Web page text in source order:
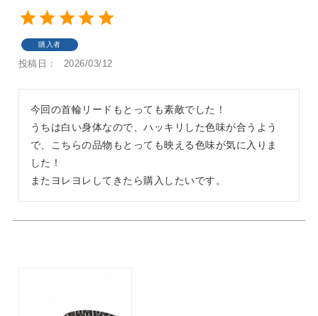
購入者
投稿日 2026/03/12
今回の首輪リードもとっても素敵でした！
うちは白い身体なので、ハッキリした色味が合うよう
で、こちらの品物もとっても映える色味が気に入りま
した！
またヨレヨレしてきたら購入したいです。